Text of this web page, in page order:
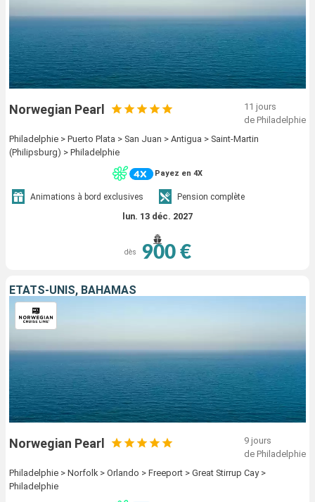
Norwegian Pearl
11 jours
de Philadelphie
Philadelphie > Puerto Plata > San Juan > Antigua > Saint-Martin
(Philipsburg) > Philadelphie
Payez en 4X
Animations à bord exclusives Pension complète
lun. 13 déc. 2027
dès 900 €
ÉTATS-UNIS, BAHAMAS
Norwegian Pearl
9 jours
de Philadelphie
Philadelphie > Norfolk > Orlando > Freeport > Great Stirrup Cay >
Philadelphie